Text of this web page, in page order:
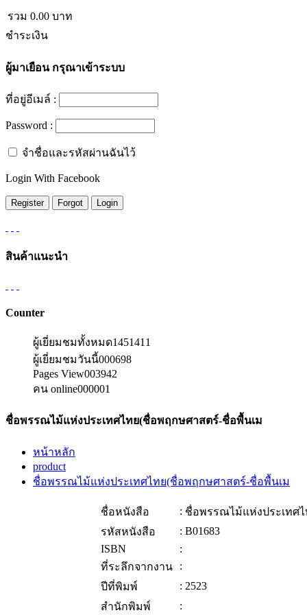
รวม 0.00 บาท
ชำระเงิน
ผู้มาเยือนกรุณาเข้าระบบ
ที่อยู่อีเมล์ :
Password :
จำชื่อและรหัสผ่านฉันไว้
Login With Facebook
สินค้าแนะนำ
Counter
ผู้เยี่ยมชมทั้งหมด1451411
ผู้เยี่ยมชมวันนี้000698
Pages View003942
คน online000001
ชื่อพรรณไม้แห่งประเทศไทย(ชื่อพฤกษศาสตร์-ชื่อพื้นเม
หน้าหลัก
product
ชื่อพรรณไม้แห่งประเทศไทย(ชื่อพฤกษศาสตร์-ชื่อพื้นเม
ชื่อหนังสือ : ชื่อพรรณไม้แห่งประเทศ
รหัสหนังสือ
: B01683
ISBN
:
ที่ระลึกจากงาน
:
ปีที่พิมพ์
: 2523
สำนักพิมพ์
: